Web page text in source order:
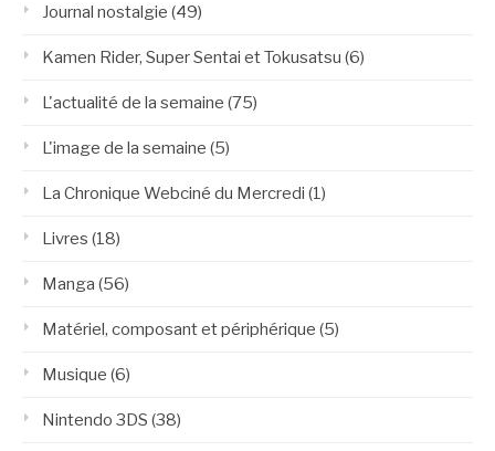
Journal nostalgie (49)
Kamen Rider, Super Sentai et Tokusatsu (6)
L'actualité de la semaine (75)
L'image de la semaine (5)
La Chronique Webciné du Mercredi (1)
Livres (18)
Manga (56)
Matériel, composant et périphérique (5)
Musique (6)
Nintendo 3DS (38)